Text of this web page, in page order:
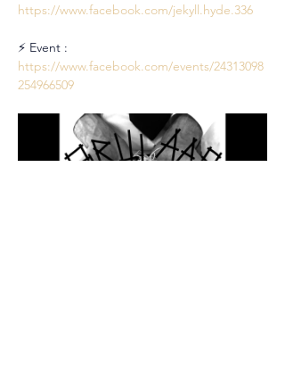
https://www.facebook.com/jekyll.hyde.336
⚡ Event :
https://www.facebook.com/events/24313098
254966509